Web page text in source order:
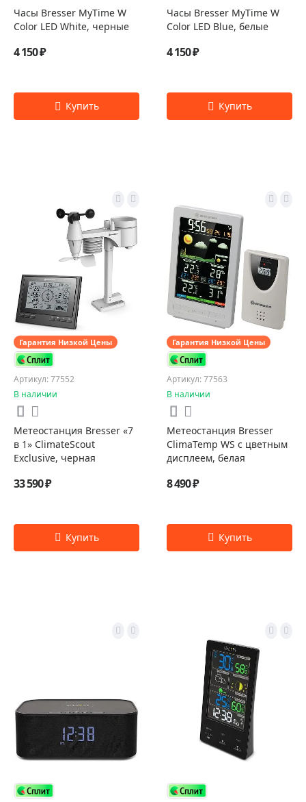
Часы Bresser MyTime W
Color LED White, черные
4 150 ₽
Часы Bresser MyTime W
Color LED Blue, белые
4 150 ₽
Гарантия Низкой Цены
Артикул: 77552
В наличии
Метеостанция Bresser «7
в 1» ClimateScout
Exclusive, черная
33 590 ₽
Гарантия Низкой Цены
Артикул: 77563
В наличии
Метеостанция Bresser
ClimaTemp WS с цветным
дисплеем, белая
8 490 ₽